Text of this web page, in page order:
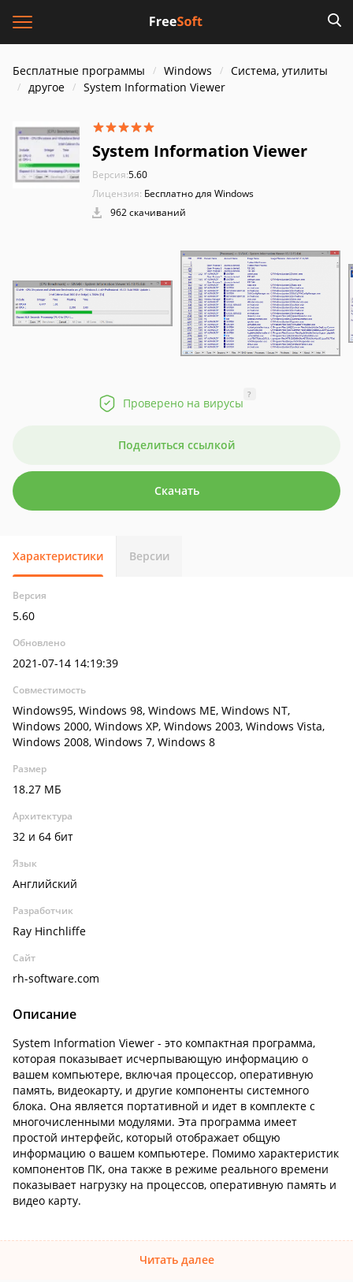
Бесплатные программы Windows
Система, утилиты
другое
System Information Viewer
System Information Viewer
Версия:5.60
Лицензия: Бесплатно для Windows
962 скачиваний
Проверено на вирусы
?
Поделиться ссылкой
Скачать
Характеристики Версии
Версия
5.60
Обновлено
2021-07-14 14:19:39
Совместимость
Windows95, Windows 98, Windows ME, Windows NT,
Windows 2000, Windows XP, Windows 2003, Windows Vista,
Windows 2008, Windows 7, Windows 8
Размер
18.27 МБ
Архитектура
32 и 64 бит
Язык
Английский
Разработчик
Ray Hinchliffe
Сайт
rh-software.com
Описание
System Information Viewer - это компактная программа,
которая показывает исчерпывающую информацию о
вашем компьютере, включая процессор, оперативную
память, видеокарту, и другие компоненты системного
блока. Она является портативной и идет в комплекте с
многочисленными модулями. Эта программа имеет
простой интерфейс, который отображает общую
информацию о вашем компьютере. Помимо характеристик
компонентов ПК, она также в режиме реального времени
показывает нагрузку на процессов, оперативную память и
видео карту.
Читать далее